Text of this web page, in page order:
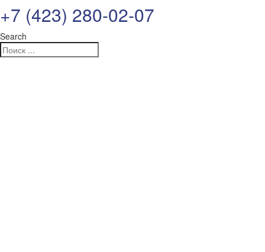
+7 (423) 280-02-07
Search